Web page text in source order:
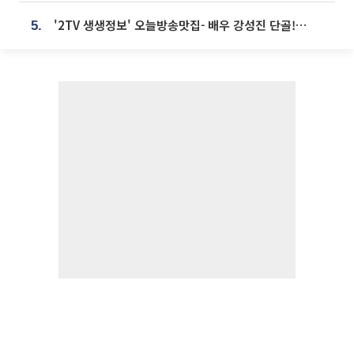
5. '2TV 생생정보' 오늘방송맛집- 배우 강성진 단골! 쌀국수ㆍ푸팟퐁 커리 맛집 '블○○○'